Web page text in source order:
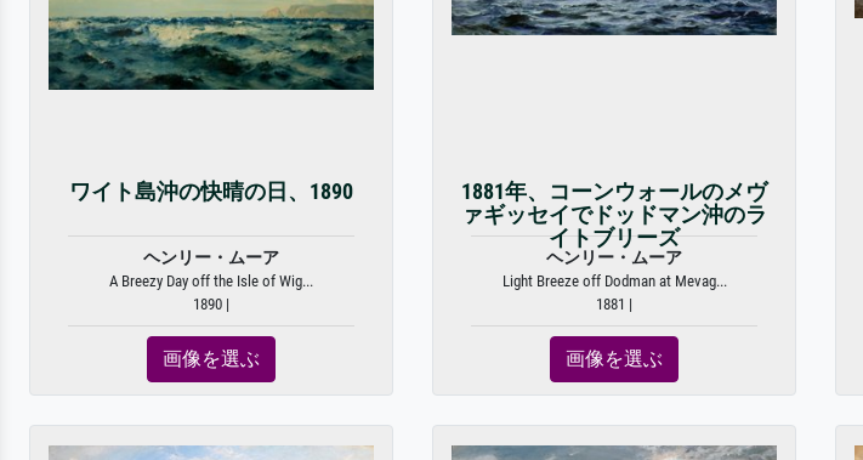
ワイト島沖の快晴の日、1890
ヘンリー・ムーア
A Breezy Day off the Isle of Wig...
1890 |
画像を選ぶ
1881年、コーンウォールのメヴ
ァギッセイでドッドマン沖のラ
イトブリーズ
ヘンリー・ムーア
Light Breeze off Dodman at Mevag...
1881 |
画像を選ぶ